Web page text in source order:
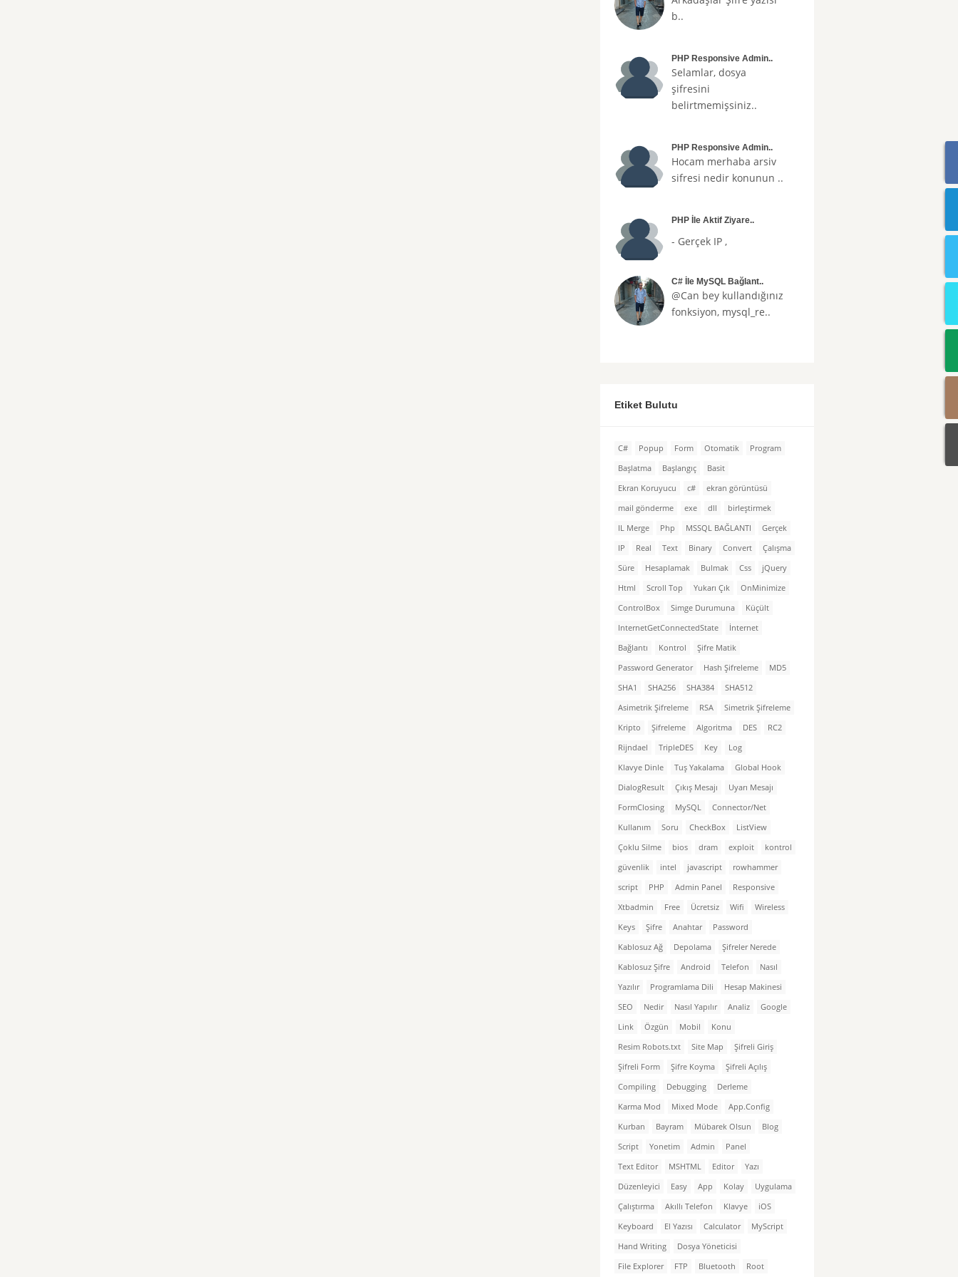
b..
PHP Responsive Admin..
Selamlar, dosya
şifresini
belirtmemişsiniz..
PHP Responsive Admin..
Hocam merhaba arsiv
sifresi nedir konunun ..
PHP İle Aktif Ziyare..
- Gerçek IP ,
C# İle MySQL Bağlant..
@Can bey kullandığınız
fonksiyon, mysql_re..
Etiket Bulutu
C# Popup Form Otomatik
Program
Başlatma
Başlangıç
Basit
Ekran Koruyucu
c#
ekran görüntüsü
mail gönderme
exe dll
birleştirmek
IL Merge
Php MSSQL BAĞLANTI
Gerçek
IP
Real Text Binary Convert
Çalışma
Süre
Hesaplamak Bulmak Css
jQuery
Html
Scroll Top Yukarı Çık
OnMinimize
ControlBox
Simge Durumuna
Küçült
InternetGetConnectedState
İnternet
Bağlantı
Kontrol
Şifre Matik
Password Generator
Hash Şifreleme
MD5
SHA1
SHA256 SHA384
SHA512
Asimetrik Şifreleme
RSA
Simetrik Şifreleme
Kripto
Şifreleme Algoritma DES
RC2
Rijndael
TripleDES Key
Log
Klavye Dinle
Tuş Yakalama
Global Hook
DialogResult
Çıkış Mesajı
Uyarı Mesajı
FormClosing
MySQL
Connector/Net
Kullanım
Soru CheckBox
ListView
Çoklu Silme
bios dram exploit
kontrol
güvenlik
intel javascript
rowhammer
script
PHP Admin Panel
Responsive
Xtbadmin
Free Ücretsiz Wifi
Wireless
Keys
Şifre Anahtar
Password
Kablosuz Ağ
Depolama
Şifreler Nerede
Kablosuz Şifre
Android Telefon
Nasıl
Yazılır
Programlama Dili
Hesap Makinesi
SEO
Nedir Nasıl Yapılır Analiz
Google
Link
Özgün Mobil
Konu
Resim Robots.txt
Site Map
Şifreli Giriş
Şifreli Form
Şifre Koyma
Şifreli Açılış
Compiling
Debugging
Derleme
Karma Mod
Mixed Mode
App.Config
Kurban
Bayram Mübarek Olsun
Blog
Script
Yonetim Admin
Panel
Text Editor
MSHTML Editor
Yazı
Düzenleyici
Easy App Kolay
Uygulama
Çalıştırma
Akıllı Telefon Klavye
iOS
Keyboard
El Yazısı Calculator
MyScript
Hand Writing
Dosya Yöneticisi
File Explorer
FTP Bluetooth Root